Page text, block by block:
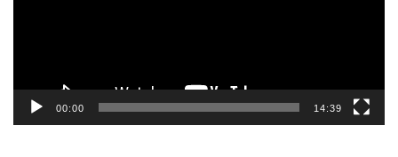
00:00 14:39